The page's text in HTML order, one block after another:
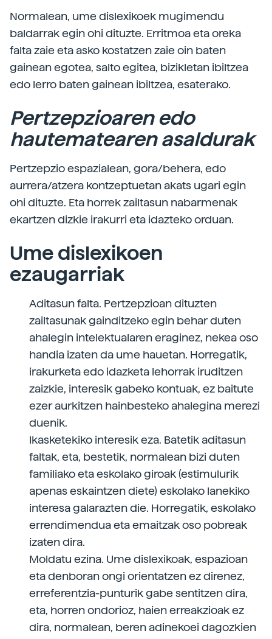
Normalean, ume dislexikoek mugimendu
baldarrak egin ohi dituzte. Erritmoa eta oreka
falta zaie eta asko kostatzen zaie oin baten
gainean egotea, salto egitea, bizikletan ibiltzea
edo lerro baten gainean ibiltzea, esaterako.
Pertzepzioaren edo
hautematearen asaldurak
Pertzepzio espazialean, gora/behera, edo
aurrera/atzera kontzeptuetan akats ugari egin
ohi dituzte. Eta horrek zailtasun nabarmenak
ekartzen dizkie irakurri eta idazteko orduan.
Ume dislexikoen
ezaugarriak
Aditasun falta. Pertzepzioan dituzten
zailtasunak gainditzeko egin behar duten
ahalegin intelektualaren eraginez, nekea oso
handia izaten da ume hauetan. Horregatik,
irakurketa edo idazketa lehorrak iruditzen
zaizkie, interesik gabeko kontuak, ez baitute
ezer aurkitzen hainbesteko ahalegina merezi
duenik.
Ikasketekiko interesik eza. Batetik aditasun
faltak, eta, bestetik, normalean bizi duten
familiako eta eskolako giroak (estimulurik
apenas eskaintzen diete) eskolako lanekiko
interesa galarazten die. Horregatik, eskolako
errendimendua eta emaitzak oso pobreak
izaten dira.
Moldatu ezina. Ume dislexikoak, espazioan
eta denboran ongi orientatzen ez direnez,
erreferentzia-punturik gabe sentitzen dira,
eta, horren ondorioz, haien erreakzioak ez
dira, normalean, beren adinekoei dagozkien